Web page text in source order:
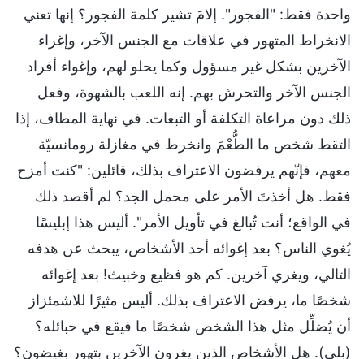
واحدة فقط: "الفجور". إلامَ تشير كلمة الفجور؟ إنها تعني
الانخراط المتهور في علاقات مع الجنس الآخر، وإغراء
الآخرين بشكل غير مسؤول وكما يحلو لهم، وإغواء أفراد
الجنس الآخر والتحرش بهم. إنه اللعب بالشهوة، وفعل
ذلك دون مراعاة التكلفة أو التبعات. في نهاية المطاف، إذا
التقط شخص ما الطُّعْمَ وانخرط في مغازلة رومانسيّة
معهم، فإنّهم يرفضون الاعتراف بذلك، قائلين: "كنت أمزح
فقط. هل أخذتَ الأمر على محمل الجد؟ لم أقصد ذلك
في الواقع؛ أنت تُبالغ في تأويل الأمر". أليس هذا إبليسًا
يُغوي الناس؟ بعد إغوائه أحد الأشخاص، يبحث عن هدفه
التالي، ويغري آخرين. كم هو فظيع وخبيث! بعد إغوائه
شخصًا ما، يرفض الاعتراف بذلك. أليس مثيرًا للاشمئزاز
أن يُضلِّل مثل هذا الشخص شخصًا ما فيقع في حبائله؟
(بلى). هل الأشخاص الذين يغرون الآخرين بتهور بغيضون؟